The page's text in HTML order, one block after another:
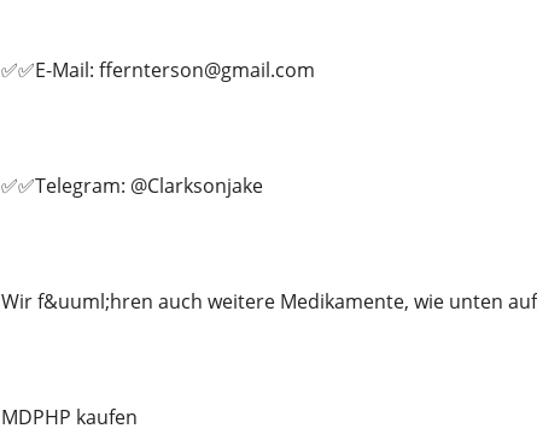
✅✅E-Mail: ffernterson@gmail.com
✅✅Telegram: @Clarksonjake
Wir f&uuml;hren auch weitere Medikamente, wie unten
MDPHP kaufen